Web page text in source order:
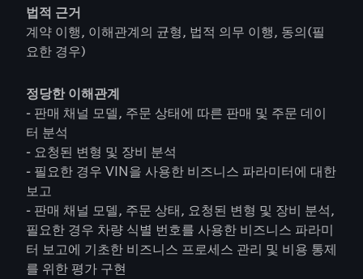
법적 근거
계약 이행, 이해관계의 균형, 법적 의무 이행, 동의(필
요한 경우)
정당한 이해관계
- 판매 채널 모델, 주문 상태에 따른 판매 및 주문 데이
터 분석
- 요청된 변형 및 장비 분석
- 필요한 경우 VIN을 사용한 비즈니스 파라미터에 대한
보고
- 판매 채널 모델, 주문 상태, 요청된 변형 및 장비 분석,
필요한 경우 차량 식별 번호를 사용한 비즈니스 파라미
터 보고에 기초한 비즈니스 프로세스 관리 및 비용 통제
를 위한 평가 구현